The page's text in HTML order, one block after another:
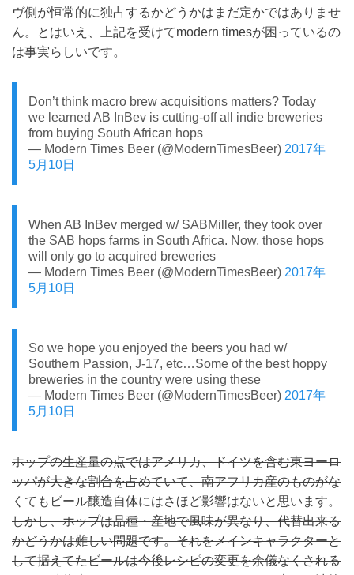
ヴ側が恒常的に独占するかどうかはまだ定かではありませ
ん。とはいえ、上記を受けてmodern timesが困っているの
は事実らしいです。
Don’t think macro brew acquisitions matters? Today
we learned AB InBev is cutting-off all indie breweries
from buying South African hops
— Modern Times Beer (@ModernTimesBeer) 2017年
5月10日
When AB InBev merged w/ SABMiller, they took over
the SAB hops farms in South Africa. Now, those hops
will only go to acquired breweries
— Modern Times Beer (@ModernTimesBeer) 2017年
5月10日
So we hope you enjoyed the beers you had w/
Southern Passion, J-17, etc…Some of the best hoppy
breweries in the country were using these
— Modern Times Beer (@ModernTimesBeer) 2017年
5月10日
ホップの生産量の点ではアメリカ、ドイツを含む東ヨーロ
ッパが大きな割合を占めていて、南アフリカ産のものがな
くてもビール醸造自体にはさほど影響はないと思います。
しかし、ホップは品種・産地で風味が異なり、代替出来る
かどうかは難しい問題です。それをメインキャラクターと
して据えてたビールは今後レシピの変更を余儀なくされる